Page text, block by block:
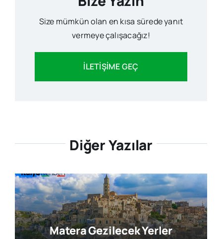
Size mümkün olan en kısa sürede yanıt
vermeye çalışacağız!
İLETİŞİME GEÇ
Diğer Yazılar
Matera Gezilecek Yerler